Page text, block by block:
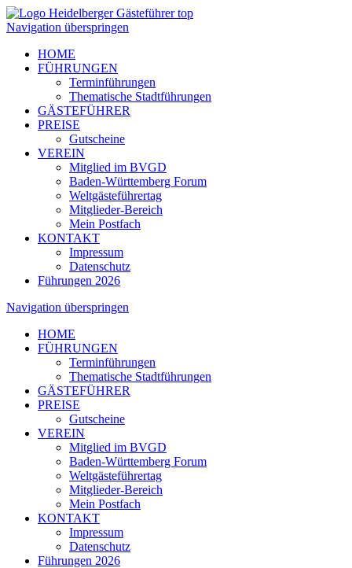
Navigation überspringen
HOME
FÜHRUNGEN
Terminführungen
Thematische Stadtführungen
GÄSTEFÜHRER
PREISE
Gutscheine
VEREIN
Mitglied im BVGD
Baden-Württemberg Forum
Weltgästeführertag
Mitglieder-Bereich
Mein Postfach
KONTAKT
Impressum
Datenschutz
Führungen 2026
Navigation überspringen
HOME
FÜHRUNGEN
Terminführungen
Thematische Stadtführungen
GÄSTEFÜHRER
PREISE
Gutscheine
VEREIN
Mitglied im BVGD
Baden-Württemberg Forum
Weltgästeführertag
Mitglieder-Bereich
Mein Postfach
KONTAKT
Impressum
Datenschutz
Führungen 2026